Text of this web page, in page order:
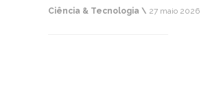
Ciência & Tecnologia \ 27 maio 2026